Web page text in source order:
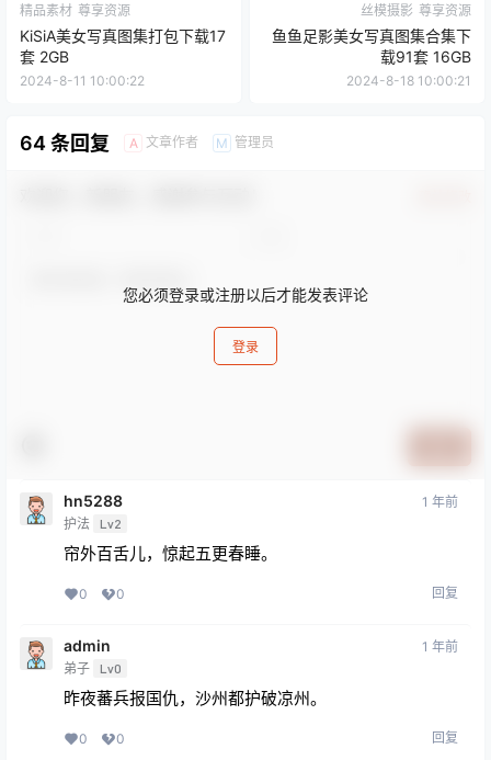
精品素材 尊享资源
KiSiA美女写真图集打包下载17
套 2GB
2024-8-11 10:00:22
丝模摄影 尊享资源
鱼鱼足影美女写真图集合集下
载91套 16GB
2024-8-18 10:00:21
64 条回复 A 文章作者 M 管理员
您必须登录或注册以后才能发表评论
登录
hn5288
护法 Lv2
1 年前
帘外百舌儿，惊起五更春睡。
0 0 回复
admin
弟子 Lv0
1 年前
昨夜蕃兵报国仇，沙州都护破凉州。
0 0 回复